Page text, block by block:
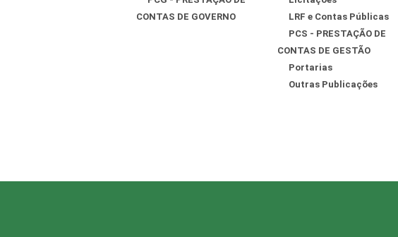
CONTAS DE GOVERNO
LRF e Contas Públicas
PCS - PRESTAÇÃO DE
CONTAS DE GESTÃO
Portarias
Outras Publicações